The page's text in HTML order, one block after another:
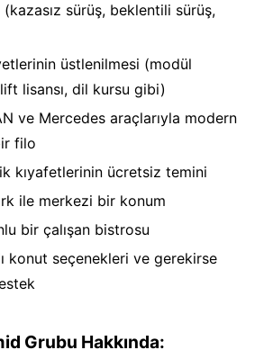
sürüş, beklentili sürüş,
üstlenilmesi (modül
lisansı, dil kursu gibi)
ve Mercedes araçlarıyla modern
filo
kıyafetlerinin ücretsiz temini
ile merkezi bir konum
bir çalışan bistrosu
konut seçenekleri ve gerekirse
Grubu Hakkında: